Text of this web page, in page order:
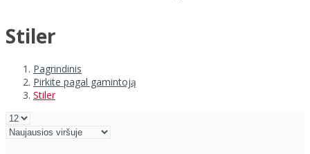
Stiler
Pagrindinis
Pirkite pagal gamintoją
Stiler